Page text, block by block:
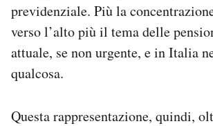
previdenziale. Più la
verso l’alto più il tema delle
attuale, se non urgente, e in Italia
qualcosa.
Questa rappresentazione, quindi,